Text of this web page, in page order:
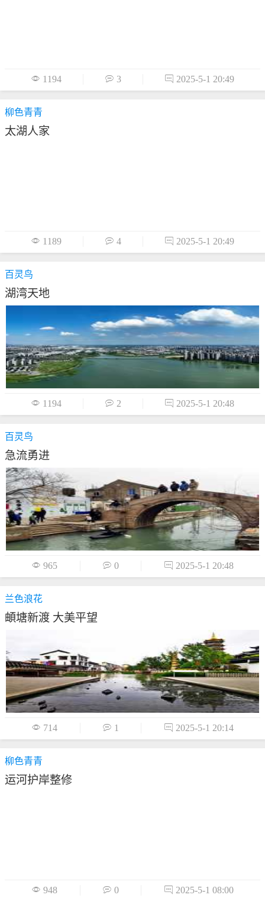
 1194  3  2025-5-1 20:49
柳色青青
太湖人家
 1189  4  2025-5-1 20:49
百灵鸟
湖湾天地
 1194  2  2025-5-1 20:48
百灵鸟
急流勇进
 965  0  2025-5-1 20:48
兰色浪花
頔塘新渡 大美平望
 714  1  2025-5-1 20:14
柳色青青
运河护岸整修
 948  0  2025-5-1 08:00